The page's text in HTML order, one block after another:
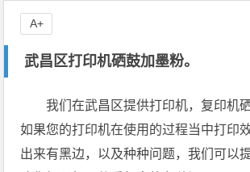
武昌区打印机硒鼓加墨粉。
A+
我们在武昌区提供打印机，复印机
如果您的打印机在使用的过程当中打印
出来有黑边，以及种种问题，我们可以